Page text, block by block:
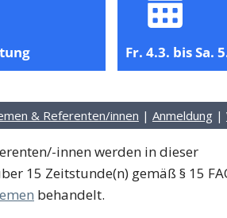
Fr. 4.3. bis Sa.
& Referenten/innen | Anmeldung|
innen werden in dieser
15 Zeitstunde(n) gemäß § 15
behandelt.